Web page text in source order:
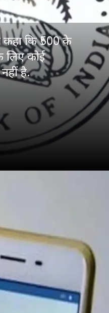
कि ₹500 के
लिए कोई
नहीं है.